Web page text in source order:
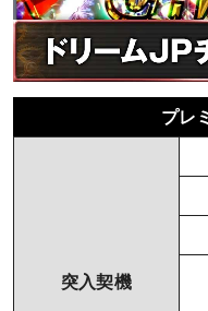
プレ
突入契機